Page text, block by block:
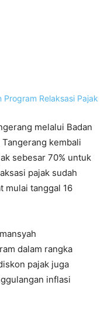
melalui Badan
kembali
sebesar 70% untuk
pajak sudah
mulai tanggal 16
dalam rangka
pajak juga
inflasi